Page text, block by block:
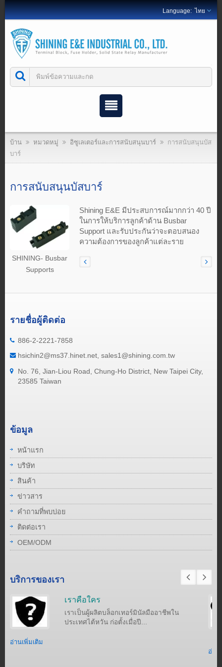
ไทย
บ้าน หมวดหมู่ อิซูเลเตอร์และการสนับสนุนบาร์
การสนับสนุนบัส
บาร์
การสนับสนุนบัสบาร์
SHINING- Busbar
Supports
Shining E&E มีประสบการณ์มากกว่า 40 ปี
ในการให้บริการลูกค้าด้าน Busbar
Support และรับประกันว่าจะตอบสนอง
ความต้องการของลูกค้าแต่ละราย
รายชื่อผู้ติดต่อ
886-2-2221-7858
hsichin2@ms37.hinet.net, sales1@shining.com.tw
No. 76, Jian-Liou Road, Chung-Ho District, New Taipei City,
23585 Taiwan
ข้อมูล
หน้าแรก
บริษัท
สินค้า
ข่าวสาร
คำถามที่พบบ่อย
ติดต่อเรา
OEM/ODM
บริการของเรา
เราคือใคร
เราเป็นผู้ผลิตบล็อกเทอร์มินัลมืออาชีพใน
ประเทศไต้หวัน ก่อตั้งเมื่อปี...
อ่านเพิ่มเติม
อ่าน